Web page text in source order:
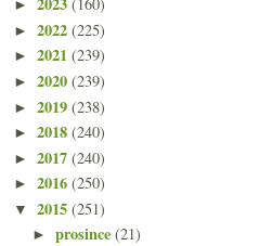
►
► 2022 (225)
► 2021 (239)
► 2020 (239)
► 2019 (238)
► 2018 (240)
► 2017 (240)
► 2016 (250)
▼ 2015 (251)
►prosince(21)